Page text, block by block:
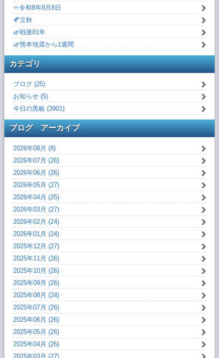
♾️令和8年8月8日
🍂立秋
🌿戦後81年
🌿熊本地震から1週間
カテゴリ
ブログ (25)
お知らせ (5)
今日の黒板 (3901)
ブログ アーカイブ
2026年08月 (8)
2026年07月 (26)
2026年06月 (26)
2026年05月 (27)
2026年04月 (25)
2026年03月 (27)
2026年02月 (24)
2026年01月 (24)
2025年12月 (27)
2025年11月 (26)
2025年10月 (26)
2025年09月 (26)
2025年08月 (24)
2025年07月 (26)
2025年06月 (26)
2025年05月 (26)
2025年04月 (26)
2025年03月 (27)